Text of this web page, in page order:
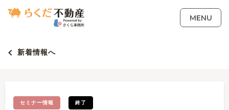
MENU
新着情報へ
セミナー情報 終了